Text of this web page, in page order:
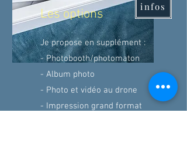
Les options infos
Je propose en supplément :
- Photobooth/photomaton
- Album photo
- Photo et vidéo au drone
- Impression grand format